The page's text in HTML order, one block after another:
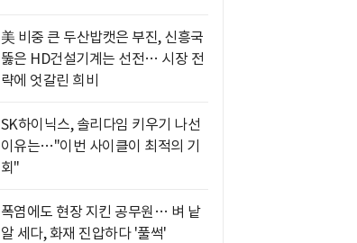
美 비중 큰 두산밥캣은 부진, 신흥국
뚫은 HD건설기계는 선전… 시장 전
략에 엇갈린 희비
SK하이닉스, 솔리다임 키우기 나선
이유는…"이번 사이클이 최적의 기
회"
폭염에도 현장 지킨 공무원… 벼 낱
알 세다, 화재 진압하다 '풀썩'